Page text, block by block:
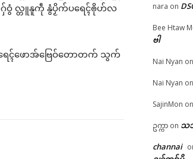
ဂၠံၚ်တရဴဂကူမန်ဂှ် စိုပ်မံၚ်
ဝွံ လ္တူနူကဵု နွံပၟိက်ပရေၚ်ၜိုဟ်လ
ၚ်ဖောအ်ဗြေဝ်တောတက် သွက်
nara on
Bee Htaw
ဗါ
Nai Nyan on
Nai Nyan on
SajinMon on
ဥက္ကာ on သ
channai